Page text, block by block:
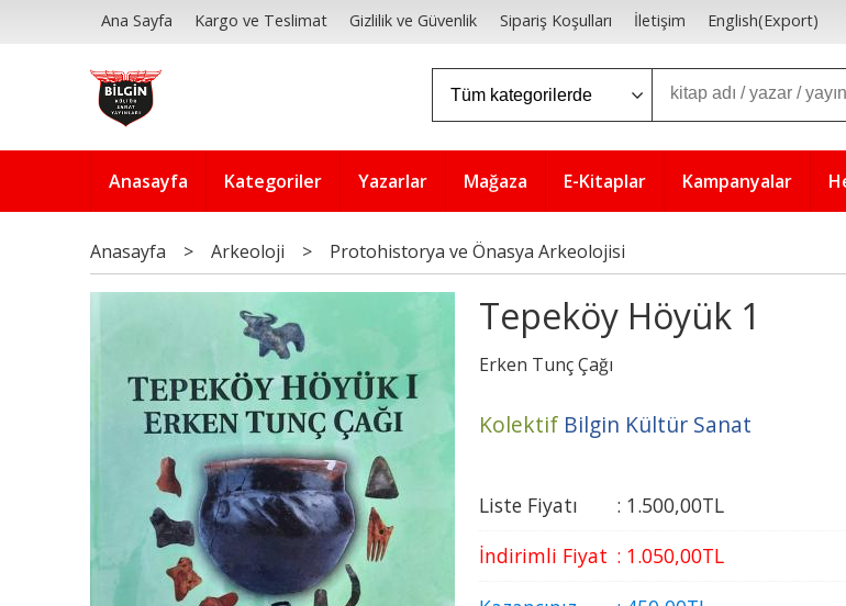
Ana Sayfa Kargo ve Teslimat Gizlilik ve Güvenlik Sipariş Koşulları İletişim English(Export)
Anasayfa Kategoriler Yazarlar Mağaza E-Kitaplar Kampanyalar
Anasayfa > Arkeoloji > Protohistorya ve Önasya Arkeolojisi
Tepeköy Höyük 1
Erken Tunç Çağı
Kolektif Bilgin Kültür Sanat
Liste Fiyatı : 1.500,00TL
İndirimli Fiyat : 1.050,00TL